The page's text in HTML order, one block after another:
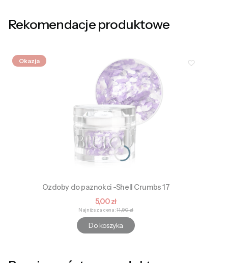
Rekomendacje produktowe
Okazja
Ozdoby do paznokci -Shell Crumbs 17
Cena promocyjna
5,00 zł
Najniższa cena: 11,90 zł
Do koszyka